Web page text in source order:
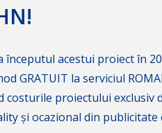
începutul acestui proiect în
GRATUIT la serviciul
costurile proiectului exclusiv
și ocazional din publicitate